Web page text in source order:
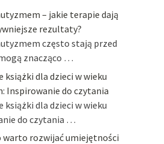
– jakie terapie dają
rezultaty?
często stają przed
znacząco …
książki dla dzieci w wieku
Inspirowanie do czytania
książki dla dzieci w wieku
do czytania …
warto rozwijać umiejętności